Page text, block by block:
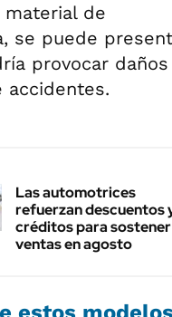
de
se puede
provocar daños
accidentes.
Las automotrices
refuerzan descuentos
créditos para
ventas en agosto